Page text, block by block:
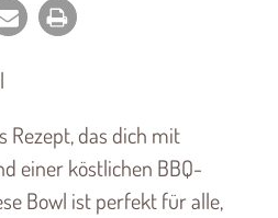
Rezept, das dich mit
einer köstlichen BBQ-
Bowl ist perfekt für alle,